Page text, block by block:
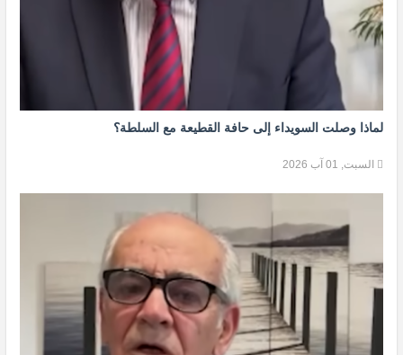
لماذا وصلت السويداء إلى حافة القطيعة مع السلطة؟
السبت, 01 آب 2026